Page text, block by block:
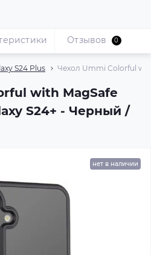
S24 Plus Чехол Ummi Colorful
with MagSafe
S24+ - Черный /
Отзывов 0
нет в наличии